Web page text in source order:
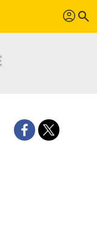
profil search